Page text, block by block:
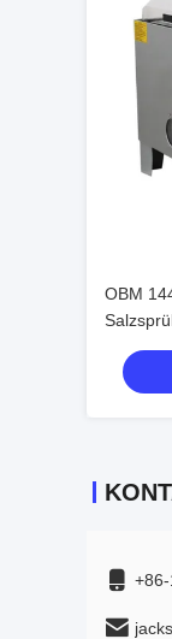
OBM